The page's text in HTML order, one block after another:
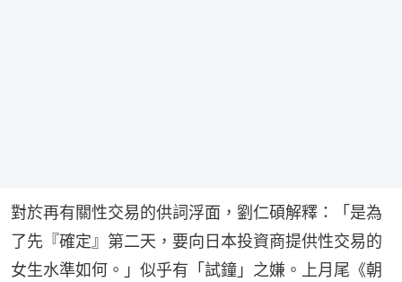
對於再有關性交易的供詞浮面，劉仁碩解釋：「是為
了先『確定』第二天，要向日本投資商提供性交易的
女生水準如何。」似乎有「試鐘」之嫌。上月尾《朝